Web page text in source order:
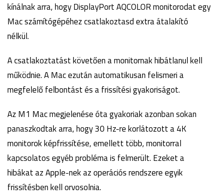
kínálnak arra, hogy DisplayPort AQCOLOR monitorodat egy
Mac számítógépéhez csatlakoztasd extra átalakító
nélkül.
A csatlakoztatást követően a monitornak hibátlanul kell
működnie. A Mac ezután automatikusan felismeri a
megfelelő felbontást és a frissítési gyakoriságot.
Az M1 Mac megjelenése óta gyakoriak azonban sokan
panaszkodtak arra, hogy 30 Hz-re korlátozott a 4K
monitorok képfrissítése, emellett több, monitorral
kapcsolatos egyéb probléma is felmerült. Ezeket a
hibákat az Apple-nek az operációs rendszere egyik
frissítésben kell orvosolnia.